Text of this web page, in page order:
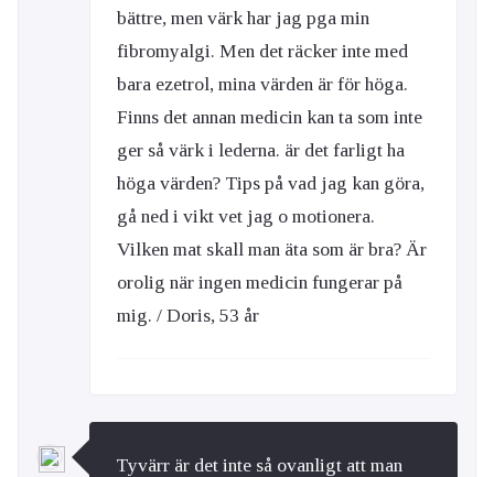
bättre, men värk har jag pga min
fibromyalgi. Men det räcker inte med
bara ezetrol, mina värden är för höga.
Finns det annan medicin kan ta som inte
ger så värk i lederna. är det farligt ha
höga värden? Tips på vad jag kan göra,
gå ned i vikt vet jag o motionera.
Vilken mat skall man äta som är bra? Är
orolig när ingen medicin fungerar på
mig. / Doris, 53 år
Tyvärr är det inte så ovanligt att man